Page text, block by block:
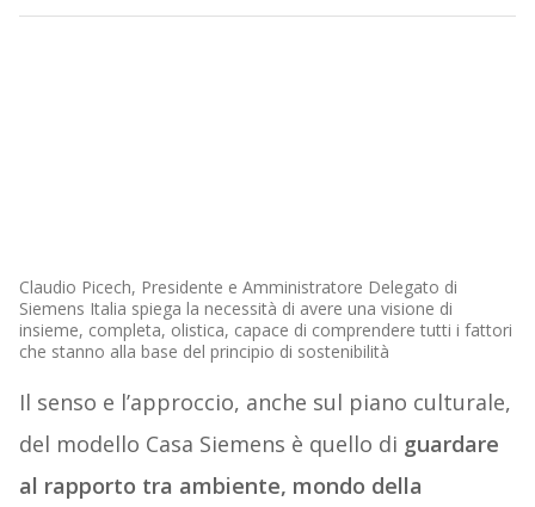
Claudio Picech, Presidente e Amministratore Delegato di
Siemens Italia spiega la necessità di avere una visione di
insieme, completa, olistica, capace di comprendere tutti i fattori
che stanno alla base del principio di sostenibilità
Il senso e l’approccio, anche sul piano culturale,
del modello Casa Siemens è quello di guardare
al rapporto tra ambiente, mondo della